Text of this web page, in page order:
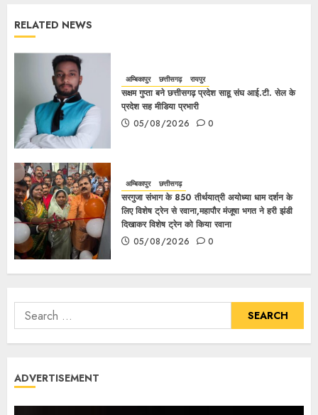
RELATED NEWS
अम्बिकापुर छत्तीसगढ़ रायपुर
सक्षम गुप्ता बने छत्तीसगढ़ प्रदेश साहू संघ आई.टी. सेल के
प्रदेश सह मीडिया प्रभारी
05/08/2026
0
अम्बिकापुर छत्तीसगढ़
सरगुजा संभाग के 850 तीर्थयात्री अयोध्या धाम दर्शन के
लिए विशेष ट्रेन से रवाना,महापौर मंजूषा भगत ने हरी झंडी
दिखाकर विशेष ट्रेन को किया रवाना
05/08/2026
0
ADVERTISEMENT